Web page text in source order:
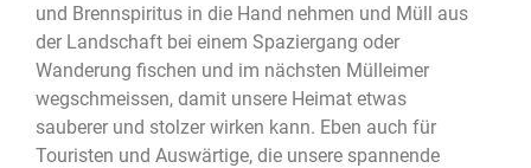
und Brennspiritus in die Hand nehmen und Müll aus
der Landschaft bei einem Spaziergang oder
Wanderung fischen und im nächsten Mülleimer
wegschmeissen, damit unsere Heimat etwas
sauberer und stolzer wirken kann. Eben auch für
Touristen und Auswärtige, die unsere spannende